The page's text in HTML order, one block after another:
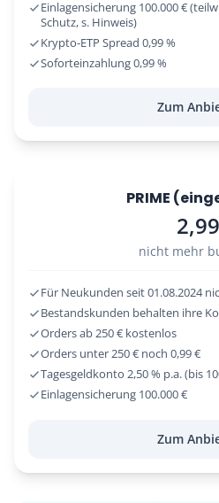
Einlagensicherung 100.000 €
Schutz, s. Hinweis)
Krypto-ETP Spread 0,99 %
Soforteinzahlung 0,99 %
Zum
PRIME
2,99
nicht mehr
Für Neukunden seit 01.08.2024
Bestandskunden behalten ihre
Orders ab 250 € kostenlos
Orders unter 250 € noch 0,99 €
Tagesgeldkonto 2,50 % p.a. (bis
Einlagensicherung 100.000 €
Zum